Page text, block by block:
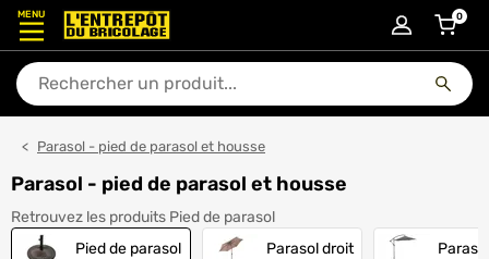
MENU
En quoi puis-je vous aider ?
0article
Parasol - pied de parasol et housse
Parasol - pied de parasol et housse
Pied de parasol
Retrouvez les produits Pied de parasol
Pied de parasol
Parasol droit